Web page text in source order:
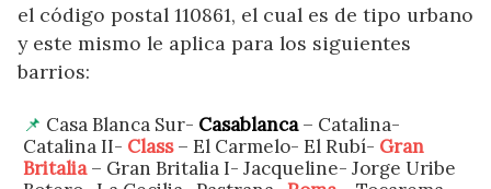
el código postal 110861, el cual es de tipo urbano
y este mismo le aplica para los siguientes
barrios:
Casa Blanca Sur- Casablanca– Catalina-
Catalina II- Class– El Carmelo- El Rubí- Gran
Britalia– Gran Britalia I- Jacqueline- Jorge Uribe